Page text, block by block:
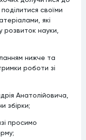
своїми
які
науки,
нижче та
роботи зі
Анатолійовича,
збірки;
просимо